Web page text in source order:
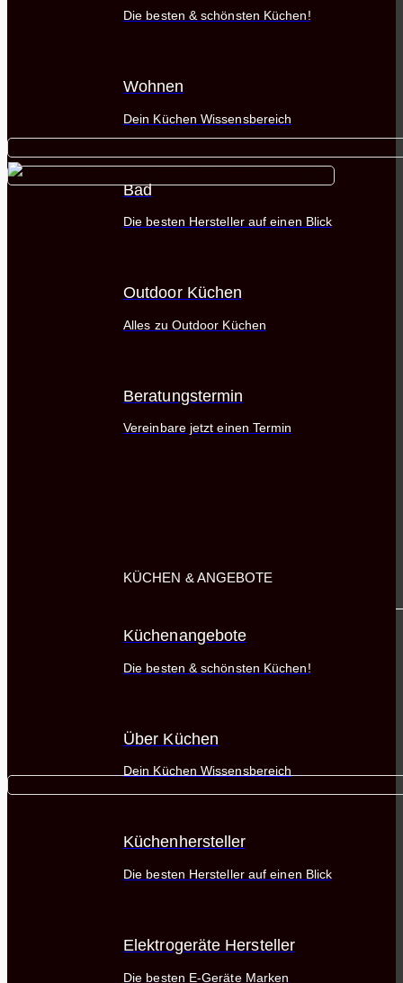
Die besten & schönsten Küchen!
Wohnen
Dein Küchen Wissensbereich
Bad
Die besten Hersteller auf einen Blick
Outdoor Küchen
Alles zu Outdoor Küchen
Beratungstermin
Vereinbare jetzt einen Termin
KÜCHEN & ANGEBOTE
Küchenangebote
Die besten & schönsten Küchen!
Über Küchen
Dein Küchen Wissensbereich
Küchenhersteller
Die besten Hersteller auf einen Blick
Elektrogeräte Hersteller
Die besten E-Geräte Marken